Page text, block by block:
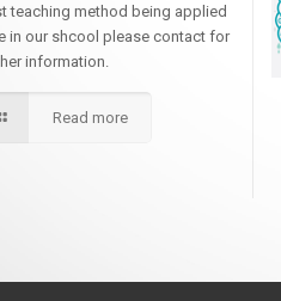
teaching method being applied
in our shcool please contact for
information.
Read more